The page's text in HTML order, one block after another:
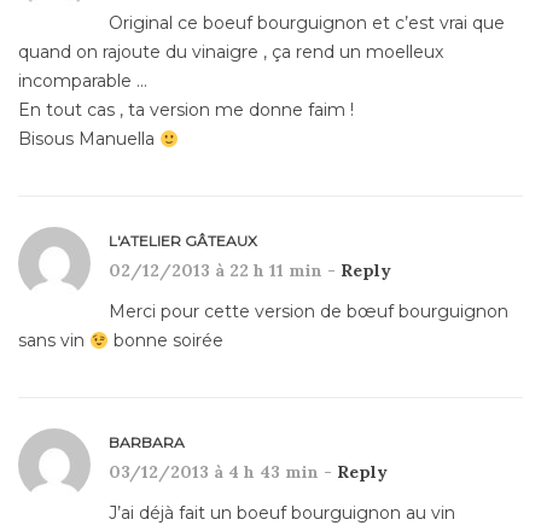
Original ce boeuf bourguignon et c’est vrai que
quand on rajoute du vinaigre , ça rend un moelleux
incomparable …
En tout cas , ta version me donne faim !
Bisous Manuella
L'ATELIER GÂTEAUX
02/12/2013 à 22 h 11 min - Reply
Merci pour cette version de bœuf bourguignon
sans vin
bonne soirée
BARBARA
03/12/2013 à 4 h 43 min - Reply
J’ai déjà fait un boeuf bourguignon au vin